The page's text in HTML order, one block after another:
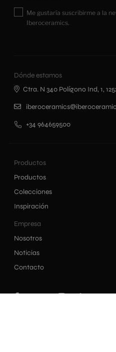
Me gustaría suscribirme a la
Iberoceramics.
Productos
Productos
Colecciones
Inspiración
Empresa
Nosotros
Noticias
Contacto
Dónde estamos
Ctra. N 340 Polígono Ind, 1,
+34 964659500